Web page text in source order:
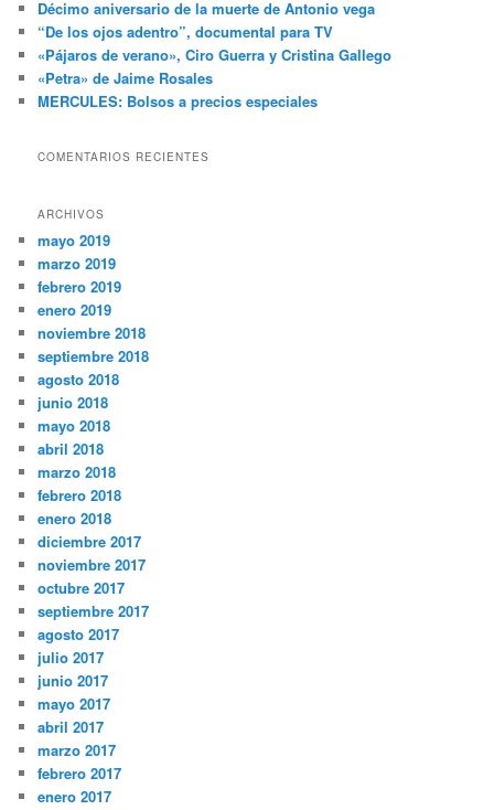
r
Décimo aniversario de la muerte de Antonio vega
“De los ojos adentro”, documental para TV
«Pájaros de verano», Ciro Guerra y Cristina Gallego
«Petra» de Jaime Rosales
MERCULES: Bolsos a precios especiales
COMENTARIOS RECIENTES
ARCHIVOS
mayo 2019
marzo 2019
febrero 2019
enero 2019
noviembre 2018
septiembre 2018
agosto 2018
junio 2018
mayo 2018
abril 2018
marzo 2018
febrero 2018
enero 2018
diciembre 2017
noviembre 2017
octubre 2017
septiembre 2017
agosto 2017
julio 2017
junio 2017
mayo 2017
abril 2017
marzo 2017
febrero 2017
enero 2017